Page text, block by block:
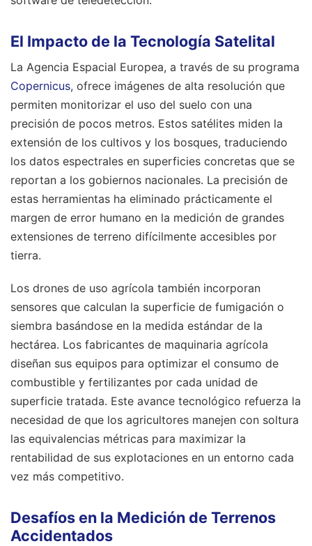
El Impacto de la Tecnología Satelital
La Agencia Espacial Europea, a través de su programa
Copernicus, ofrece imágenes de alta resolución que
permiten monitorizar el uso del suelo con una
precisión de pocos metros. Estos satélites miden la
extensión de los cultivos y los bosques, traduciendo
los datos espectrales en superficies concretas que se
reportan a los gobiernos nacionales. La precisión de
estas herramientas ha eliminado prácticamente el
margen de error humano en la medición de grandes
extensiones de terreno difícilmente accesibles por
tierra.
Los drones de uso agrícola también incorporan
sensores que calculan la superficie de fumigación o
siembra basándose en la medida estándar de la
hectárea. Los fabricantes de maquinaria agrícola
diseñan sus equipos para optimizar el consumo de
combustible y fertilizantes por cada unidad de
superficie tratada. Este avance tecnológico refuerza la
necesidad de que los agricultores manejen con soltura
las equivalencias métricas para maximizar la
rentabilidad de sus explotaciones en un entorno cada
vez más competitivo.
Desafíos en la Medición de Terrenos
Accidentados